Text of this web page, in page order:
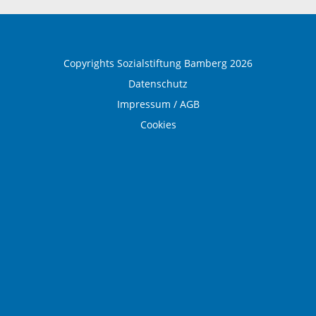
Copyrights Sozialstiftung Bamberg 2026
Datenschutz
Impressum / AGB
Cookies